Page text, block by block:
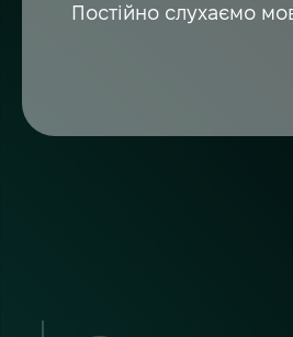
Постійно слухаємо